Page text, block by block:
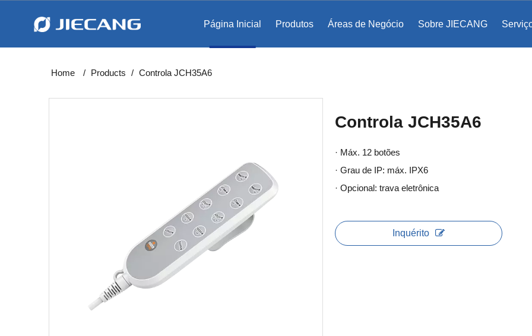
Página Inicial Produtos Áreas de Negócio Sobre JIECANG
Home / Products / Controla JCH35A6
Controla JCH35A6
· Máx. 12 botões
· Grau de IP: máx. IPX6
· Opcional: trava eletrônica
Inquérito